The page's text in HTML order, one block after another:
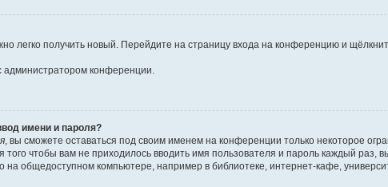
легко получить новый. Перейдите на страницу входа на конференцию и
администратором конференции.
имени и пароля?
, вы сможете оставаться под своим именем на конференции только некоторое
того чтобы вам не приходилось вводить имя пользователя и пароль каждый раз,
общедоступном компьютере, например в библиотеке, интернет-кафе,